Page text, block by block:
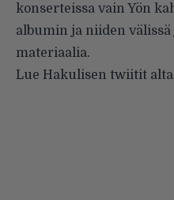
konserteissa vain Yön
albumin ja niiden
materiaalia.
Lue Hakulisen twiitit